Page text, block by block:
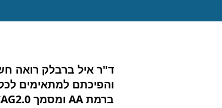
ד"ר איל ברבלק רואה
ברמת AA ומסמך WCAG2.0 הבינלאומי.